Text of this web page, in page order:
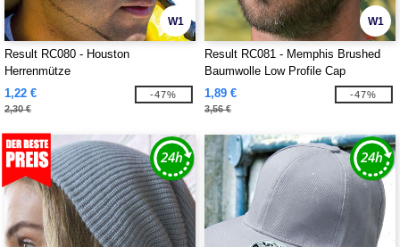
W1
Result RC080 - Houston
Herrenmütze
1,22 €
2,30 €
-47%
W1
Result RC081 - Memphis Brushed
Baumwolle Low Profile Cap
1,89 €
3,56 €
-47%